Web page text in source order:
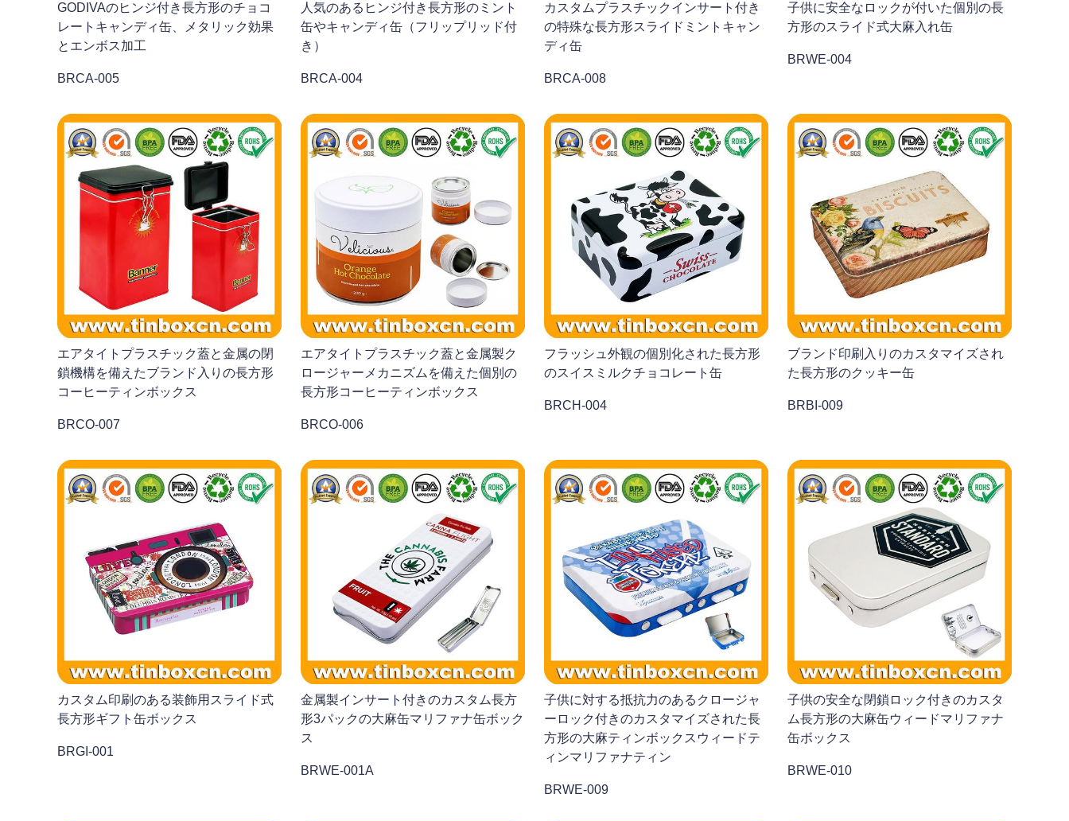
GODIVAのヒンジ付き長方形のチョコ
レートキャンディ缶、メタリック効果
とエンボス加工
BRCA-005
人気のあるヒンジ付き長方形のミント
缶やキャンディ缶（フリップリッド付
き）
BRCA-004
カスタムプラスチックインサート付き
の特殊な長方形スライドミントキャン
ディ缶
BRCA-008
子供に安全なロックが付いた個別の長
方形のスライド式大麻入れ缶
BRWE-004
エアタイトプラスチック蓋と金属の閉
鎖機構を備えたブランド入りの長方形
コーヒーティンボックス
BRCO-007
エアタイトプラスチック蓋と金属製ク
ロージャーメカニズムを備えた個別の
長方形コーヒーティンボックス
BRCO-006
フラッシュ外観の個別化された長方形
のスイスミルクチョコレート缶
BRCH-004
ブランド印刷入りのカスタマイズされ
た長方形のクッキー缶
BRBI-009
カスタム印刷のある装飾用スライド式
長方形ギフト缶ボックス
BRGI-001
金属製インサート付きのカスタム長方
形3パックの大麻缶マリファナ缶ボック
ス
BRWE-001A
子供に対する抵抗力のあるクロージャ
ーロック付きのカスタマイズされた長
方形の大麻ティンボックスウィードテ
ィンマリファナティン
BRWE-009
子供の安全な閉鎖ロック付きのカスタ
ム長方形の大麻缶ウィードマリファナ
缶ボックス
BRWE-010